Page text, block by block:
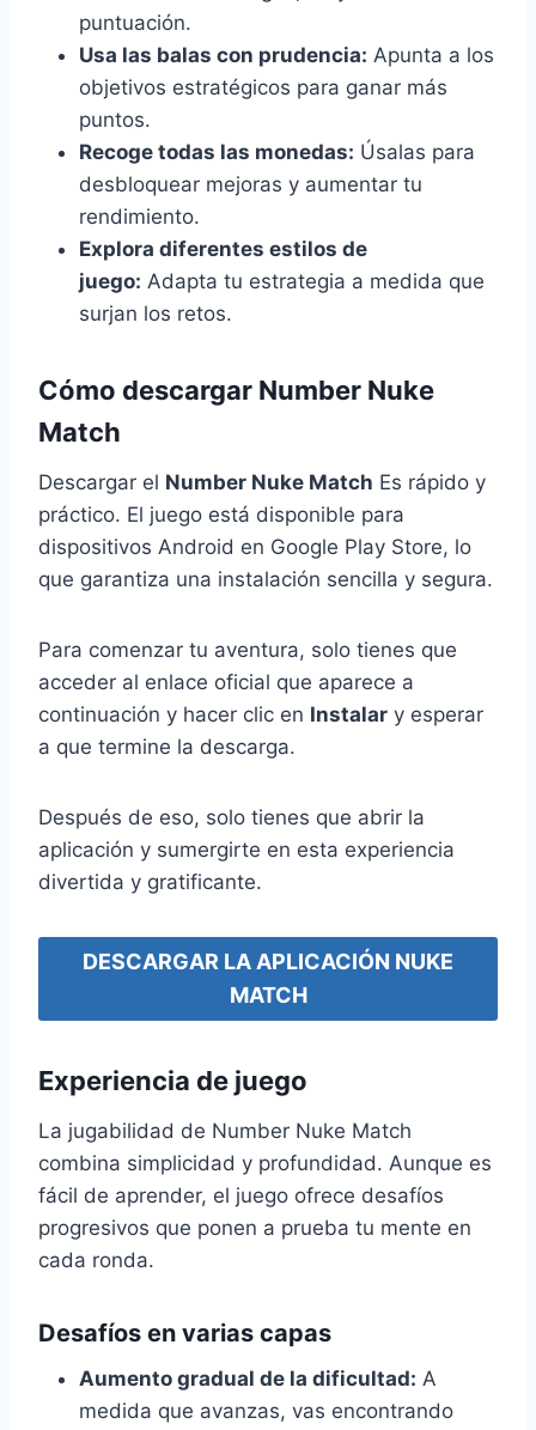
puntuación.
Usa las balas con prudencia: Apunta a los
objetivos estratégicos para ganar más
puntos.
Recoge todas las monedas: Úsalas para
desbloquear mejoras y aumentar tu
rendimiento.
Explora diferentes estilos de
juego: Adapta tu estrategia a medida que
surjan los retos.
Cómo descargar Number Nuke
Match
Descargar el Number Nuke Match Es rápido y
práctico. El juego está disponible para
dispositivos Android en Google Play Store, lo
que garantiza una instalación sencilla y segura.
Para comenzar tu aventura, solo tienes que
acceder al enlace oficial que aparece a
continuación y hacer clic en Instalar y esperar
a que termine la descarga.
Después de eso, solo tienes que abrir la
aplicación y sumergirte en esta experiencia
divertida y gratificante.
DESCARGAR LA APLICACIÓN NUKE
MATCH
Experiencia de juego
La jugabilidad de Number Nuke Match
combina simplicidad y profundidad. Aunque es
fácil de aprender, el juego ofrece desafíos
progresivos que ponen a prueba tu mente en
cada ronda.
Desafíos en varias capas
Aumento gradual de la dificultad: A
medida que avanzas, vas encontrando